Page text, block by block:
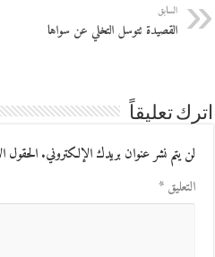
السابق
القصيدة تتوسل التخلي عن سواها
اترك تعليقاً
لن يتم نشر عنوان بريدك الإلكتروني.الحقول
التعليق*